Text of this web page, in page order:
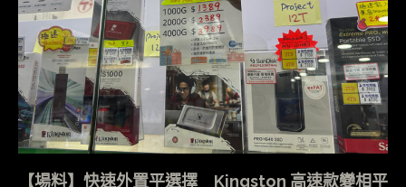
【場料】快速外置平選擇 Kingston 高速款變相平